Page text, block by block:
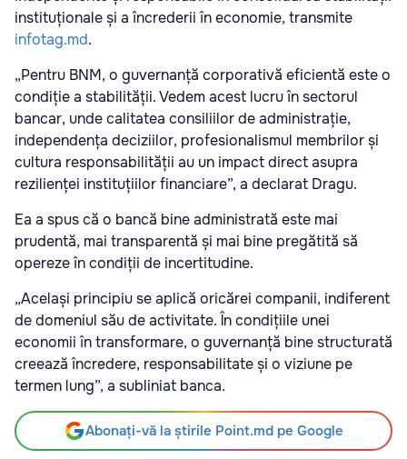
instituționale și a încrederii în economie, transmite
infotag.md.
„Pentru BNM, o guvernanță corporativă eficientă este o
condiție a stabilității. Vedem acest lucru în sectorul
bancar, unde calitatea consiliilor de administrație,
independența deciziilor, profesionalismul membrilor și
cultura responsabilității au un impact direct asupra
rezilienței instituțiilor financiare”, a declarat Dragu.
Ea a spus că o bancă bine administrată este mai
prudentă, mai transparentă și mai bine pregătită să
opereze în condiții de incertitudine.
„Același principiu se aplică oricărei companii, indiferent
de domeniul său de activitate. În condițiile unei
economii în transformare, o guvernanță bine structurată
creează încredere, responsabilitate și o viziune pe
termen lung”, a subliniat banca.
Abonați-vă la știrile Point.md pe Google